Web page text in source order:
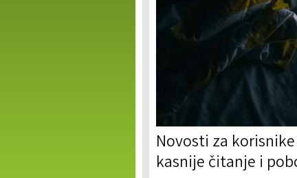
Novosti za
kasnije čitanje i